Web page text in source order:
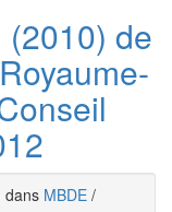
de
dans MBDE /